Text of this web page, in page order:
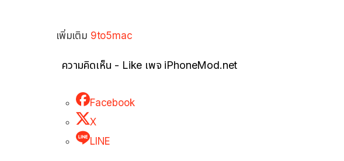
เพิ่มเติม 9to5mac
ความคิดเห็น - Like เพจ iPhoneMod.net
Facebook
X
LINE